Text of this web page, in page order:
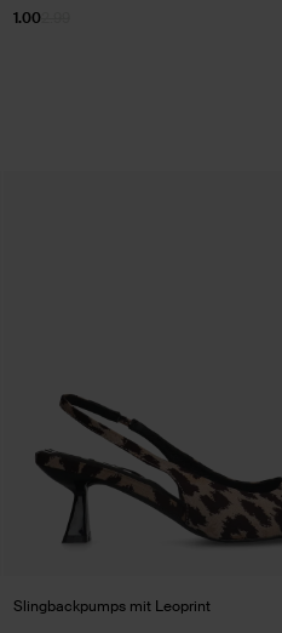
2.99
1.00
Slingbackpumps mit Leoprint